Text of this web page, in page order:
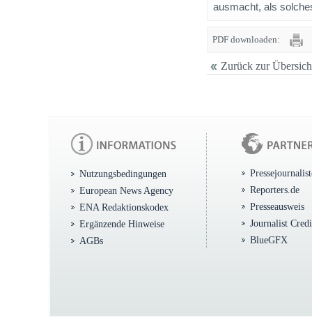
ausmacht, als
PDF downloaden:
Zurück zur
Nutzungsbedingungen
European News Agency
ENA Redaktionskodex
Ergänzende Hinweise
AGBs
Reporters.de
Presseausweis
Journalist
BlueGFX